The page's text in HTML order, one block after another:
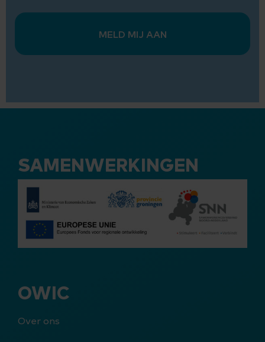
MELD MIJ AAN
SAMENWERKINGEN
OWIC
Over ons